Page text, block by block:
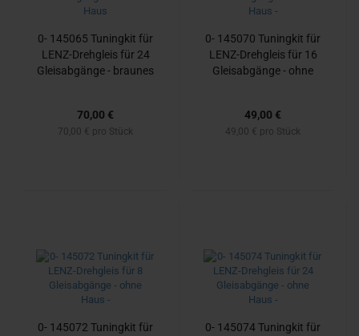
0- 145065 Tu­n­ing­kit für
LENZ-​Dreh­gleis für 24
Gleis­ab­gän­ge - brau­nes
70,00 €
70,00 € pro Stück
0- 145070 Tu­n­ing­kit für
LENZ-​Dreh­gleis für 16
Gleis­ab­gän­ge - ohne
49,00 €
49,00 € pro Stück
0- 145072 Tu­n­ing­kit für
0- 145074 Tu­n­ing­kit für